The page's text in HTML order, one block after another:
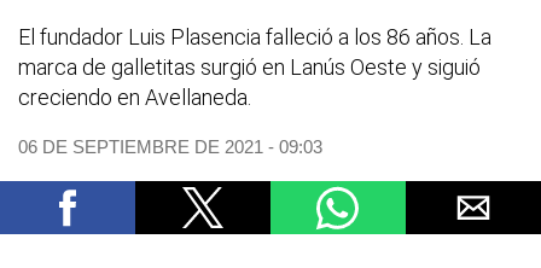
El fundador Luis Plasencia falleció a los 86 años. La
marca de galletitas surgió en Lanús Oeste y siguió
creciendo en Avellaneda.
06 DE SEPTIEMBRE DE 2021 - 09:03